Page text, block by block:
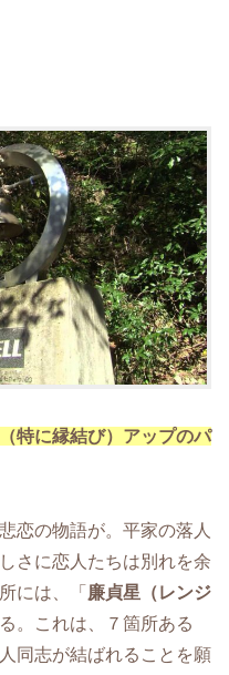
特に縁結び）アップのパ
恋の物語が。平家の落人
さに恋人たちは別れを余
には、「 廉貞星（レンジ
。これは、７箇所ある
同志が結ばれることを願